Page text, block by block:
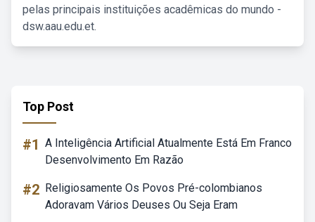
pelas principais instituições acadêmicas do mundo -
dsw.aau.edu.et.
Top Post
#1 A Inteligência Artificial Atualmente Está Em Franco
Desenvolvimento Em Razão
#2 Religiosamente Os Povos Pré-colombianos
Adoravam Vários Deuses Ou Seja Eram